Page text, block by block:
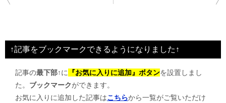
ビ
ゲ
↑記事をブックマークできるようになりました↑
記事の最下部↑に 『お気に入りに追加』ボタンを設置しまし
た。 ブックマークができます。
お気に入りに追加した記事はこちらから一覧がご覧いただけ